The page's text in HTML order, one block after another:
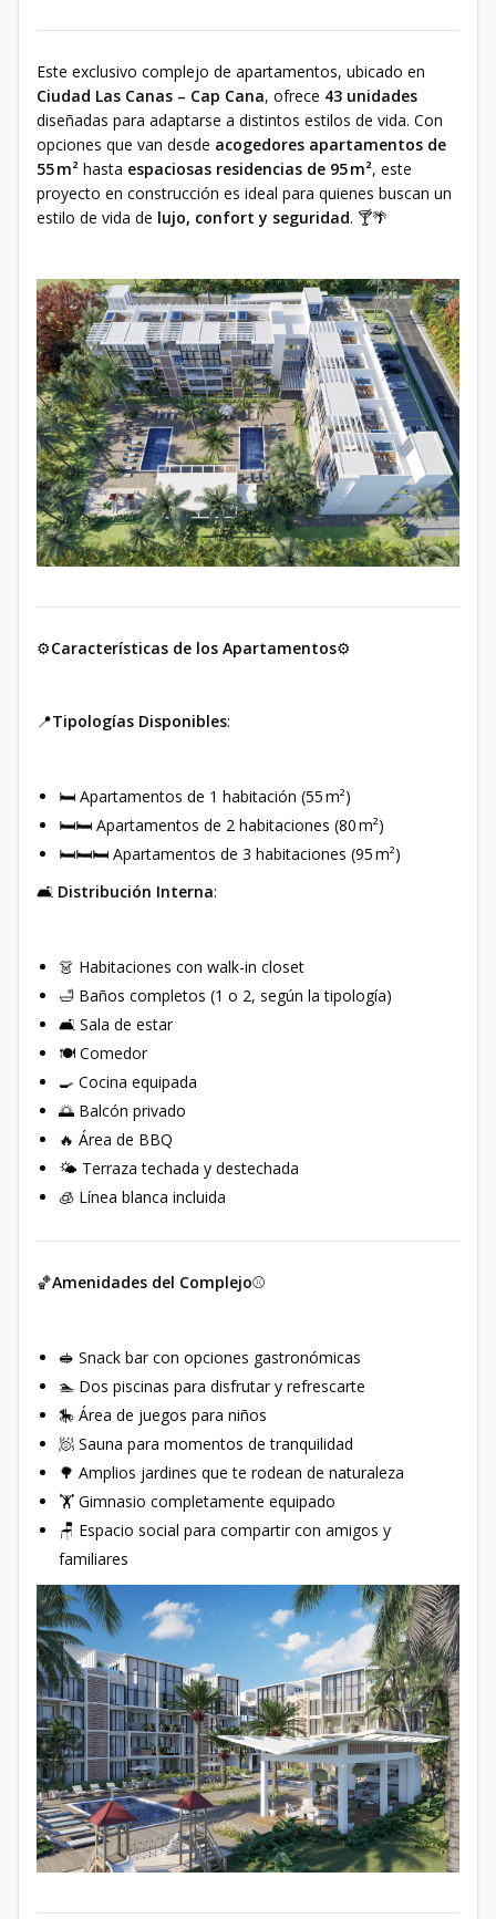
Este exclusivo complejo de apartamentos, ubicado en
Ciudad Las Canas – Cap Cana, ofrece 43 unidades
diseñadas para adaptarse a distintos estilos de vida. Con
opciones que van desde acogedores apartamentos de
55 m² hasta espaciosas residencias de 95 m², este
proyecto en construcción es ideal para quienes buscan un
estilo de vida de lujo, confort y seguridad. 🍸🌴
⚙️Características de los Apartamentos⚙️
📍Tipologías Disponibles:
🛏 Apartamentos de 1 habitación (55 m²)
🛏🛏 Apartamentos de 2 habitaciones (80 m²)
🛏🛏🛏 Apartamentos de 3 habitaciones (95 m²)
🛋 Distribución Interna:
👗 Habitaciones con walk-in closet
🛁 Baños completos (1 o 2, según la tipología)
🛋️ Sala de estar
🍽️ Comedor
🍳 Cocina equipada
🌅 Balcón privado
🔥 Área de BBQ
🌤️ Terraza techada y destechada
🧊 Línea blanca incluida
🏀Amenidades del Complejo⚾️
🥪 Snack bar con opciones gastronómicas
🏊 Dos piscinas para disfrutar y refrescarte
🎠 Área de juegos para niños
🧖 Sauna para momentos de tranquilidad
🌳 Amplios jardines que te rodean de naturaleza
🏋️ Gimnasio completamente equipado
🪑 Espacio social para compartir con amigos y
familiares